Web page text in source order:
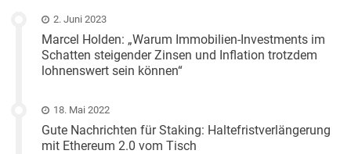
2. Juni 2023
Marcel Holden: „Warum Immobilien-Investments im
Schatten steigender Zinsen und Inflation trotzdem
lohnenswert sein können“
18. Mai 2022
Gute Nachrichten für Staking: Haltefristverlängerung
mit Ethereum 2.0 vom Tisch